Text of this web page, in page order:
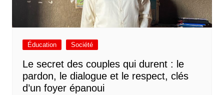
Éducation Société
Le secret des couples qui durent : le
pardon, le dialogue et le respect, clés
d’un foyer épanoui